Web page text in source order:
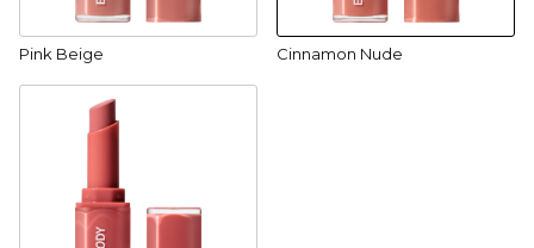
Pink Beige Cinnamon Nude